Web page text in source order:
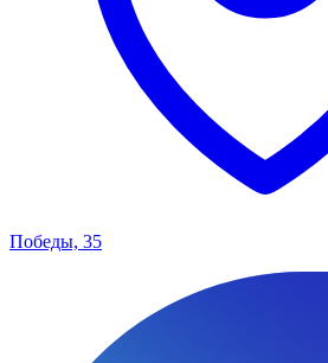
Победы, 35